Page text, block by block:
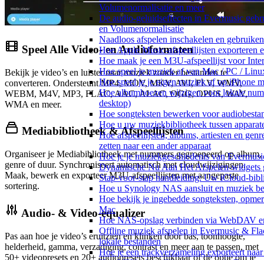
Volumenormalisatie en meer
De audio-geluidseffecten in Evermusic
en Volumenormalisatie
Naadloos afspelen inschakelen en
Hoe Apple Music-afspeellijsten exporteren
Hoe maak je een M3U-afspeellijst voor
Hoe speel je muziek af van Mac / PC /
Hoe speel je je eigen muziek af op iPhone
Hoe albumhoezen wijzigen voor lokale
desktop)
Hoe songteksten bewerken voor
Hoe u uw muziekbibliotheek tussen
Hoe afspeellijsten, albums, artiesten en
zetten naar een ander apparaat
Hoe je je muziekgeschiedenis van
Dynamische Nu Aan Het Afspelen-
Stap-voor-stap handleiding: Uw iCloud-
Hoe u Synology NAS aansluit en muziek
Hoe bekijk je ingebedde songteksten,
Mac
Hoe NAS-opslag verbinden via WebDAV
Offline muziek afspelen in Evermusic &
lokale bestanden
Hoe je een trackverzameling exporteert
Speel Alle Video- en Audioformaten
Bekijk je video’s en luister naar muziek zonder bestanden te
converteren. Ondersteunt MP4, MOV, MKV, AVI, FLV, WMV,
WEBM, M4V, MP3, FLAC, AAC, ALAC, OGG, OPUS, WAV,
WMA en meer.
Mediabibliotheek & Afspeellijsten
Organiseer je Mediabibliotheek met nummers gegroepeerd op album,
genre of duur. Synchroniseert automatisch met cloudwijzigingen.
Maak, bewerk en exporteer M3U-afspeellijsten met aangepaste
sortering.
Audio- & Video-equalizer
Pas aan hoe je video’s eruitzien en klinken door bas, toonhoogte,
helderheid, gamma, verzadiging, contrast en meer aan te passen, met
50+ videopresets en 20+ audiopresets beschikbaar of de optie om je